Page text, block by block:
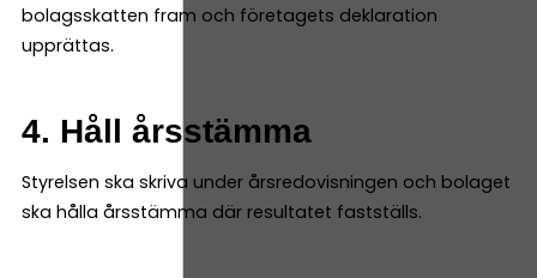
bolagsskatten fram och företagets deklaration
upprättas.
4. Håll årsstämma
Styrelsen ska skriva under årsredovisningen och bolaget
ska hålla årsstämma där resultatet fastställs.